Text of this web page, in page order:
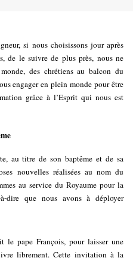
si nous choisissons jour après
de le suivre de plus près, nous ne
des chrétiens au balcon du
engager en plein monde pour être
grâce à l’Esprit qui nous est
au titre de son baptême et de sa
nouvelles réalisées au nom du
au service du Royaume pour la
dire que nous avons à déployer
le pape François, pour laisser une
librement. Cette invitation à la